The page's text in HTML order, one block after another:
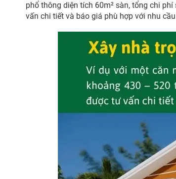
phổ thông diện tích 60m² sàn, tổng chi
vấn chi tiết và báo giá phù hợp với nhu